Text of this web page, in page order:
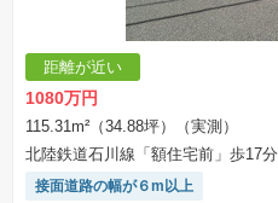
距離が近い
1080万円
115.31m²（34.88坪）（実測）
北陸鉄道石川線「額住宅前」歩17分
接面道路の幅が６m以上